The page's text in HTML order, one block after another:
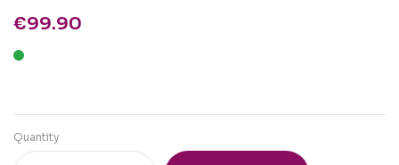
€99.90
Quantity